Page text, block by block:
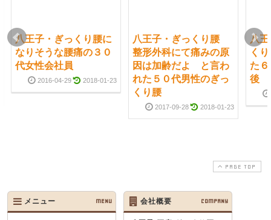
八王子・ぎっくり腰に
なりそうな腰痛の３０
代女性会社員
2016-04-29 2018-01-23
八王子・ぎっくり腰
整形外科にて痛みの原
因は加齢だよ と言わ
れた５０代男性のぎっ
くり腰
2017-09-28 2018-01-23
八
く
た
後
PAGE TOP
メニュー MENU 会社概要 COMPANY